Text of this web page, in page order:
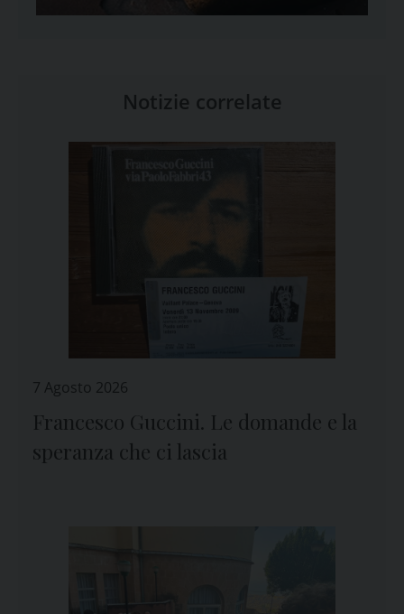
Notizie correlate
7 Agosto 2026
Francesco Guccini. Le domande e la
speranza che ci lascia